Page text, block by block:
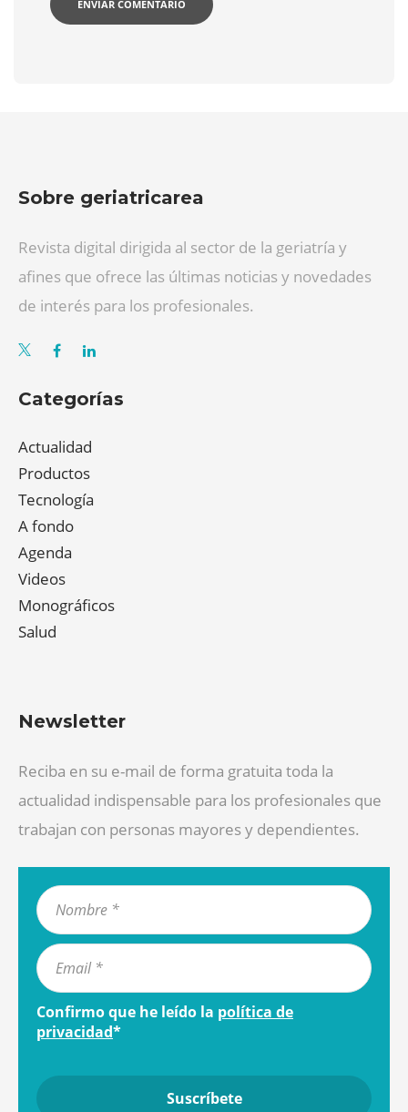
Sobre geriatricarea
Revista digital dirigida al sector de la geriatría y
afines que ofrece las últimas noticias y novedades
de interés para los profesionales.
Categorías
Actualidad
Productos
Tecnología
A fondo
Agenda
Videos
Monográficos
Salud
Newsletter
Reciba en su e-mail de forma gratuita toda la
actualidad indispensable para los profesionales que
trabajan con personas mayores y dependientes.
Confirmo que he leído la política de
privacidad*